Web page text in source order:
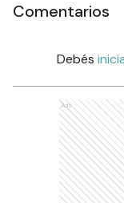
Comentarios
Debés
Ads